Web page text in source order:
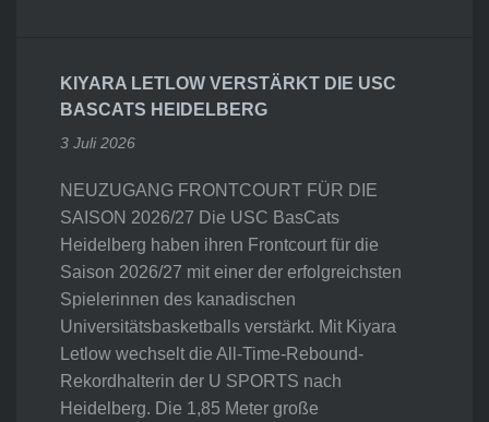
KIYARA LETLOW VERSTÄRKT DIE USC
BASCATS HEIDELBERG
3 Juli 2026
NEUZUGANG FRONTCOURT FÜR DIE
SAISON 2026/27 Die USC BasCats
Heidelberg haben ihren Frontcourt für die
Saison 2026/27 mit einer der erfolgreichsten
Spielerinnen des kanadischen
Universitätsbasketballs verstärkt. Mit Kiyara
Letlow wechselt die All-Time-Rebound-
Rekordhalterin der U SPORTS nach
Heidelberg. Die 1,85 Meter große